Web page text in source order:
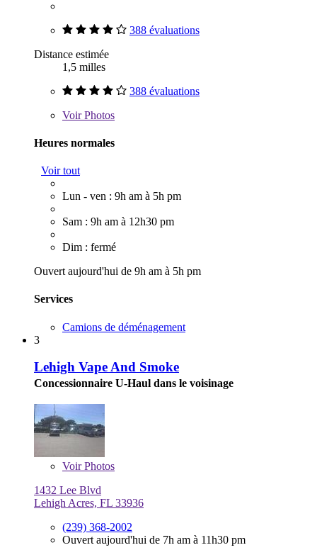
388 évaluations
Distance estimée
1,5 milles
388 évaluations
VoirPhotos
Heures normales
Voir tout
Lun - ven : 9h am à 5h pm
Sam : 9h am à 12h30 pm
Dim : fermé
Ouvert aujourd'hui de 9h am à 5h pm
Services
Camions de déménagement
3
Lehigh Vape And Smoke
Concessionnaire U-Haul dans le voisinage
VoirPhotos
1432 Lee Blvd
Lehigh Acres, FL 33936
(239) 368-2002
Ouvert aujourd'hui de 7h am à 11h30 pm